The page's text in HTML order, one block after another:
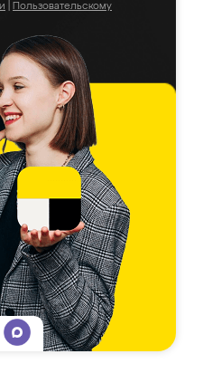
Пользовательскому